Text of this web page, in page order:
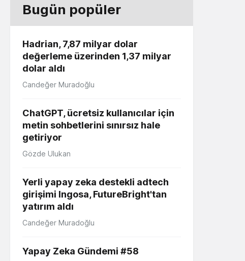
Bugün popüler
Hadrian, 7,87 milyar dolar
değerleme üzerinden 1,37 milyar
dolar aldı
Candeğer Muradoğlu
ChatGPT, ücretsiz kullanıcılar için
metin sohbetlerini sınırsız hale
getiriyor
Gözde Ulukan
Yerli yapay zeka destekli adtech
girişimi Ingosa, FutureBright'tan
yatırım aldı
Candeğer Muradoğlu
Yapay Zeka Gündemi #58